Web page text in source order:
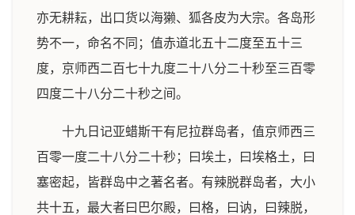
亦无耕耘，出口货以海獭、狐各皮为大宗。各岛形
势不一，命名不同；值赤道北五十二度至五十三
度，京师西二百七十九度二十八分二十秒至三百零
四度二十八分二十秒之间。
十九日记亚蜡斯干有尼拉群岛者，值京师西三
百零一度二十八分二十秒；曰埃土，曰埃格土，曰
塞密起，皆群岛中之著名者。有辣脱群岛者，大小
共十五，最大者曰巴尔殿，曰格，曰讷，曰辣脱，